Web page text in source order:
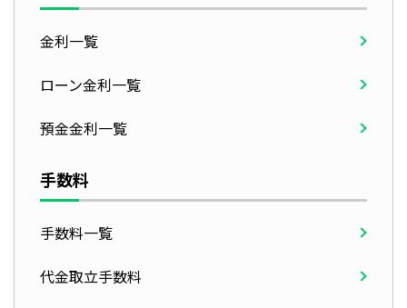
金利一覧
ローン金利一覧
預金金利一覧
手数料
手数料一覧
代金取立手数料